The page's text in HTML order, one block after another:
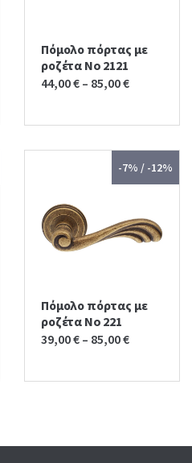
Πόμολο πόρτας με
ροζέτα No 2121
44,00€ – 85,00€
-7% / -12%
Πόμολο πόρτας με
ροζέτα No 221
39,00€ – 85,00€